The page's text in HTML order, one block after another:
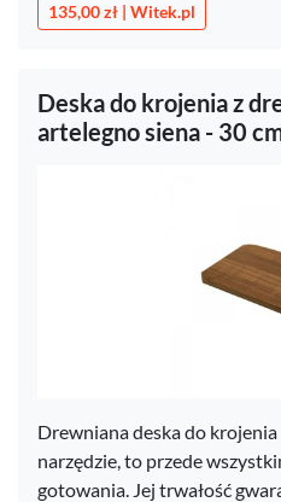
135,00 zł | Witek.pl
Deska do krojenia z
artelegno siena - 30
Drewniana deska do
narzędzie, to przede
gotowania. Jej trwałość